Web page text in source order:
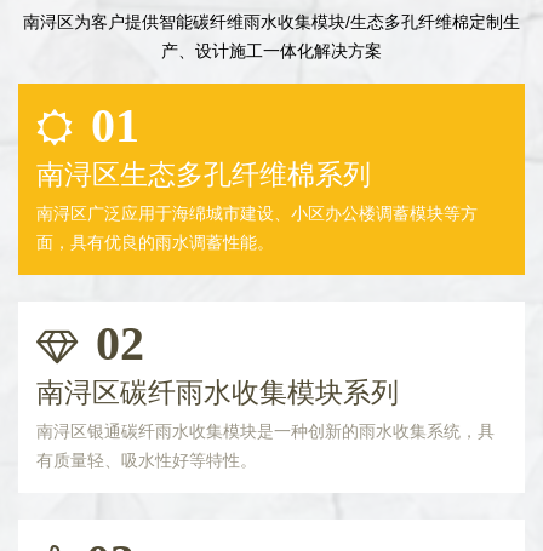
南浔区为客户提供智能碳纤维雨水收集模块/生态多孔纤维棉定制生
产、设计施工一体化解决方案
01
南浔区生态多孔纤维棉系列
南浔区广泛应用于海绵城市建设、小区办公楼调蓄模块等方
面，具有优良的雨水调蓄性能。
02
南浔区碳纤雨水收集模块系列
南浔区银通碳纤雨水收集模块是一种创新的雨水收集系统，具
有质量轻、吸水性好等特性。